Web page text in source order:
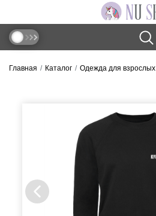
Главная Каталог Одежда для взрослых